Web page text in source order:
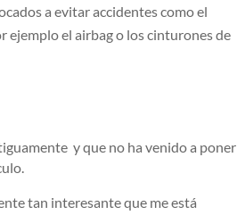
a evitar accidentes como el
ejemplo el airbag o los cinturones de
y que no ha venido a poner
tan interesante que me está